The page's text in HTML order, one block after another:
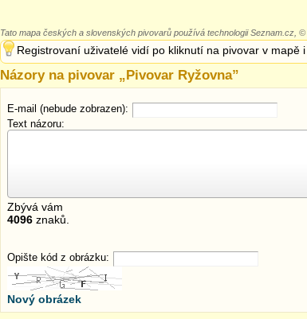
Tato mapa českých a slovenských pivovarů používá technologii Seznam.cz, ©
Registrovaní uživatelé vidí po kliknutí na pivovar v mapě
Názory na pivovar „Pivovar Ryžovna”
E-mail (nebude zobrazen):
Text názoru:
Zbývá vám
4096 znaků.
Opište kód z obrázku:
Nový obrázek